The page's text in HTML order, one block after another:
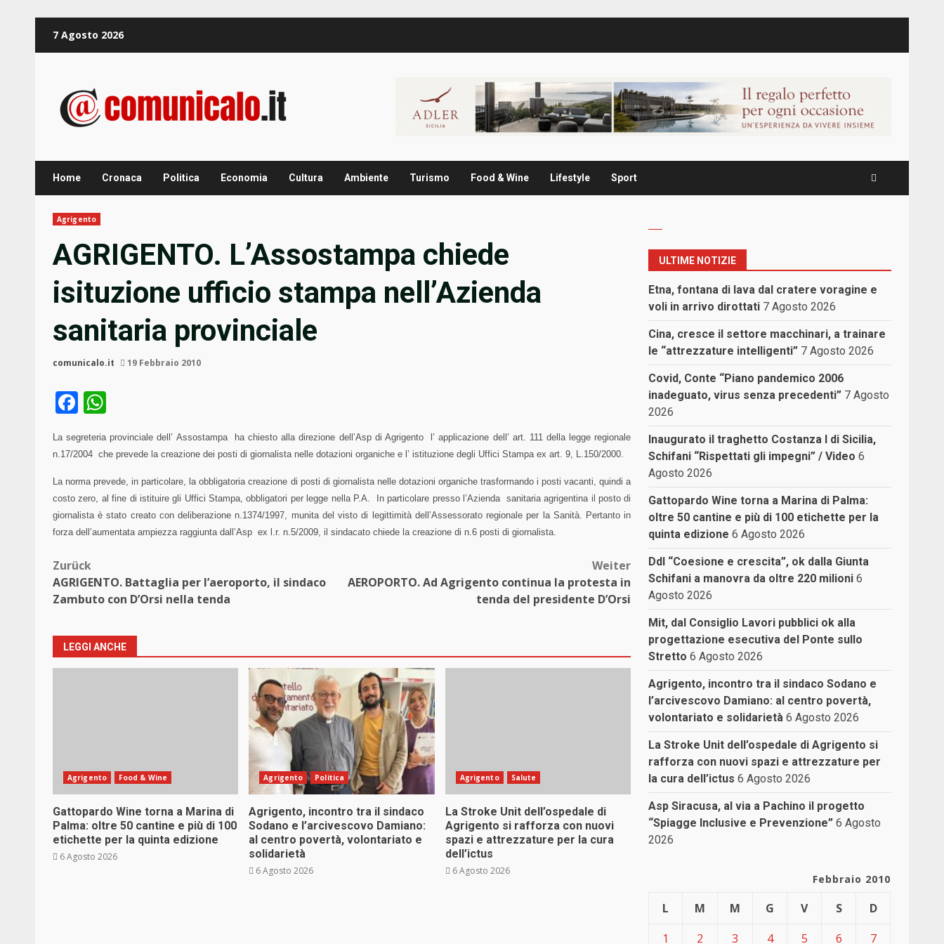
Inhalt7 Agosto 2026
Home Cronaca Politica Economia Cultura Ambiente Turismo Food & Wine Lifestyle Sport
Agrigento
AGRIGENTO. L’Assostampa chiede
isituzione ufficio stampa nell’Azienda
sanitaria provinciale
comunicalo.it 19 Febbraio 2010
Facebook
La segreteria provinciale dell’ Assostampa ha chiesto alla direzione dell’Asp di Agrigento
l’ applicazione dell’ art. 111 della legge regionale
n.17/2004 che prevede la creazione dei posti di giornalista nelle dotazioni organiche e l’ istituzione degli Uffici Stampa ex art. 9, L.150/2000.
La norma prevede, in particolare, la obbligatoria creazione di posti di giornalista nelle dotazioni organiche trasformando i posti vacanti, quindi a
costo zero, al fine di istituire gli Uffici Stampa, obbligatori per legge nella P.A.
In particolare presso l’Azienda sanitaria agrigentina il posto di
giornalista è stato creato con deliberazione n.1374/1997, munita del visto di legittimità dell’Assessorato regionale per la Sanità. Pertanto in
forza dell’aumentata ampiezza raggiunta dall’Asp ex l.r. n.5/2009, il sindacato chiede la creazione di n.6 posti di giornalista.
Beitragsnavigation
Zurück
AGRIGENTO. Battaglia per l’aeroporto, il sindaco
Zambuto con D’Orsi nella tenda
Weiter
AEROPORTO. Ad Agrigento continua la protesta in
tenda del presidente D’Orsi
LEGGI ANCHE
Agrigento Food & Wine
Gattopardo Wine torna a Marina di
Palma: oltre 50 cantine e più di 100
etichette per la quinta edizione
6 Agosto 2026
Agrigento Politica
Agrigento, incontro tra il sindaco
Sodano e l’arcivescovo Damiano:
al centro povertà, volontariato e
solidarietà
6 Agosto 2026
Agrigento Salute
La Stroke Unit dell’ospedale di
Agrigento si rafforza con nuovi
spazi e attrezzature per la cura
dell’ictus
6 Agosto 2026
ULTIME NOTIZIE
Etna, fontana di lava dal cratere voragine e
voli in arrivo dirottati 7 Agosto 2026
Cina, cresce il settore macchinari, a trainare
le “attrezzature intelligenti” 7 Agosto 2026
Covid, Conte “Piano pandemico 2006
inadeguato, virus senza precedenti” 7 Agosto
2026
Inaugurato il traghetto Costanza I di Sicilia,
Schifani “Rispettati gli impegni” / Video 6
Agosto 2026
Gattopardo Wine torna a Marina di Palma:
oltre 50 cantine e più di 100 etichette per la
quinta edizione 6 Agosto 2026
Ddl “Coesione e crescita”, ok dalla Giunta
Schifani a manovra da oltre 220 milioni 6
Agosto 2026
Mit, dal Consiglio Lavori pubblici ok alla
progettazione esecutiva del Ponte sullo
Stretto 6 Agosto 2026
Agrigento, incontro tra il sindaco Sodano e
l’arcivescovo Damiano: al centro povertà,
volontariato e solidarietà 6 Agosto 2026
La Stroke Unit dell’ospedale di Agrigento si
rafforza con nuovi spazi e attrezzature per
la cura dell’ictus 6 Agosto 2026
Asp Siracusa, al via a Pachino il progetto
“Spiagge Inclusive e Prevenzione” 6 Agosto
2026
Febbraio 2010
L M M G V S
D
1
2 3 4 5 6 7